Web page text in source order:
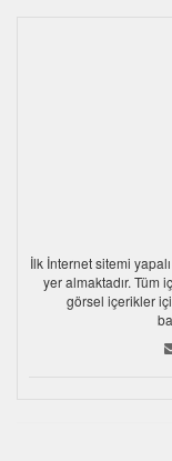
İlk İnternet sitemi
yer almaktadır. Tüm
görsel içerikler